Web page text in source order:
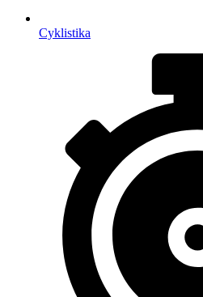
Cyklistika